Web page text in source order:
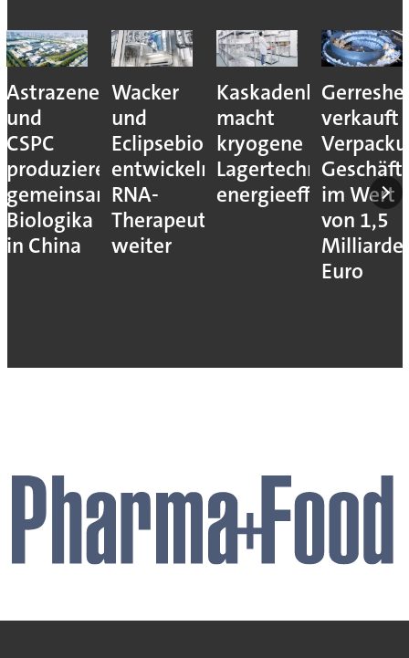
Astrazeneca
und
CSPC
produzieren
gemeinsam
Biologika
in China
Wacker
und
Eclipsebio
entwickeln
RNA-
Therapeutika
weiter
Kaskadenkonzept
macht
kryogene
Lagertechnik
energieeffizienter
verkauft
im Wert
von 1,5
Euro